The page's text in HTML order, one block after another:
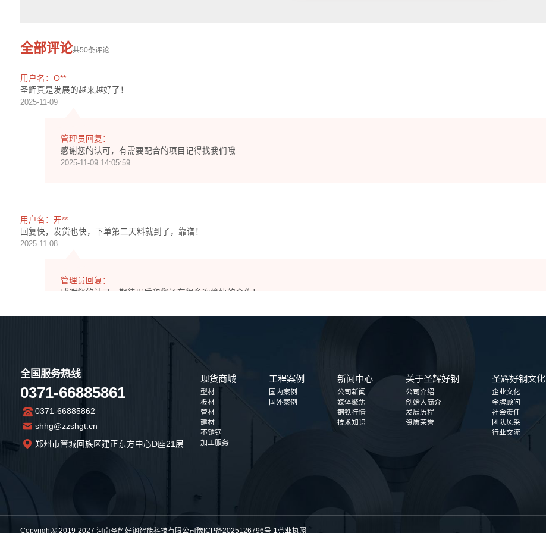
全部评论共50条评论
用户名：O**
圣辉真是发展的越来越好了！
2025-11-09
管理员回复：
感谢您的认可，有需要配合的项目记得找我们哦
2025-11-09 14:05:59
用户名：开**
回复快，发货也快，下单第二天料就到了，靠谱！
2025-11-08
管理员回复：
感谢您的认可，期待以后和您还有很多次愉快的合作！
看着还不错的感觉，不知道是真是假!
2025-11-07
管理员回复：
欢迎您实地考察，地址是：河南省郑州市管城回族区建正东方中心D座2115，到了之后可以打这个电话哦，1323178277
2025-11-07 14:04:29
其它的都挺好，就是运输的时候下雨了，司机没有盖好雨布，有一点点生锈，但不影响使用
2025-11-05
全国服务热线
0371-66885861
0371-66885862
shhg@zzshgt.cn
郑州市管城回族区建正东方中心D座21层
现货商城
型材
板材
管材
建材
不锈钢
加工服务
工程案例
国内案例
国外案例
新闻中心
公司新闻
媒体聚焦
钢铁行情
技术知识
关于圣辉好钢
公司介绍
创始人简介
发展历程
资质荣誉
圣辉好钢文化
企业文化
金牌顾问
社会责任
团队风采
行业交流
Copyright© 2019-2027 河南圣辉好钢智能科技有限公司豫ICP备2025126796号-1 营业执照